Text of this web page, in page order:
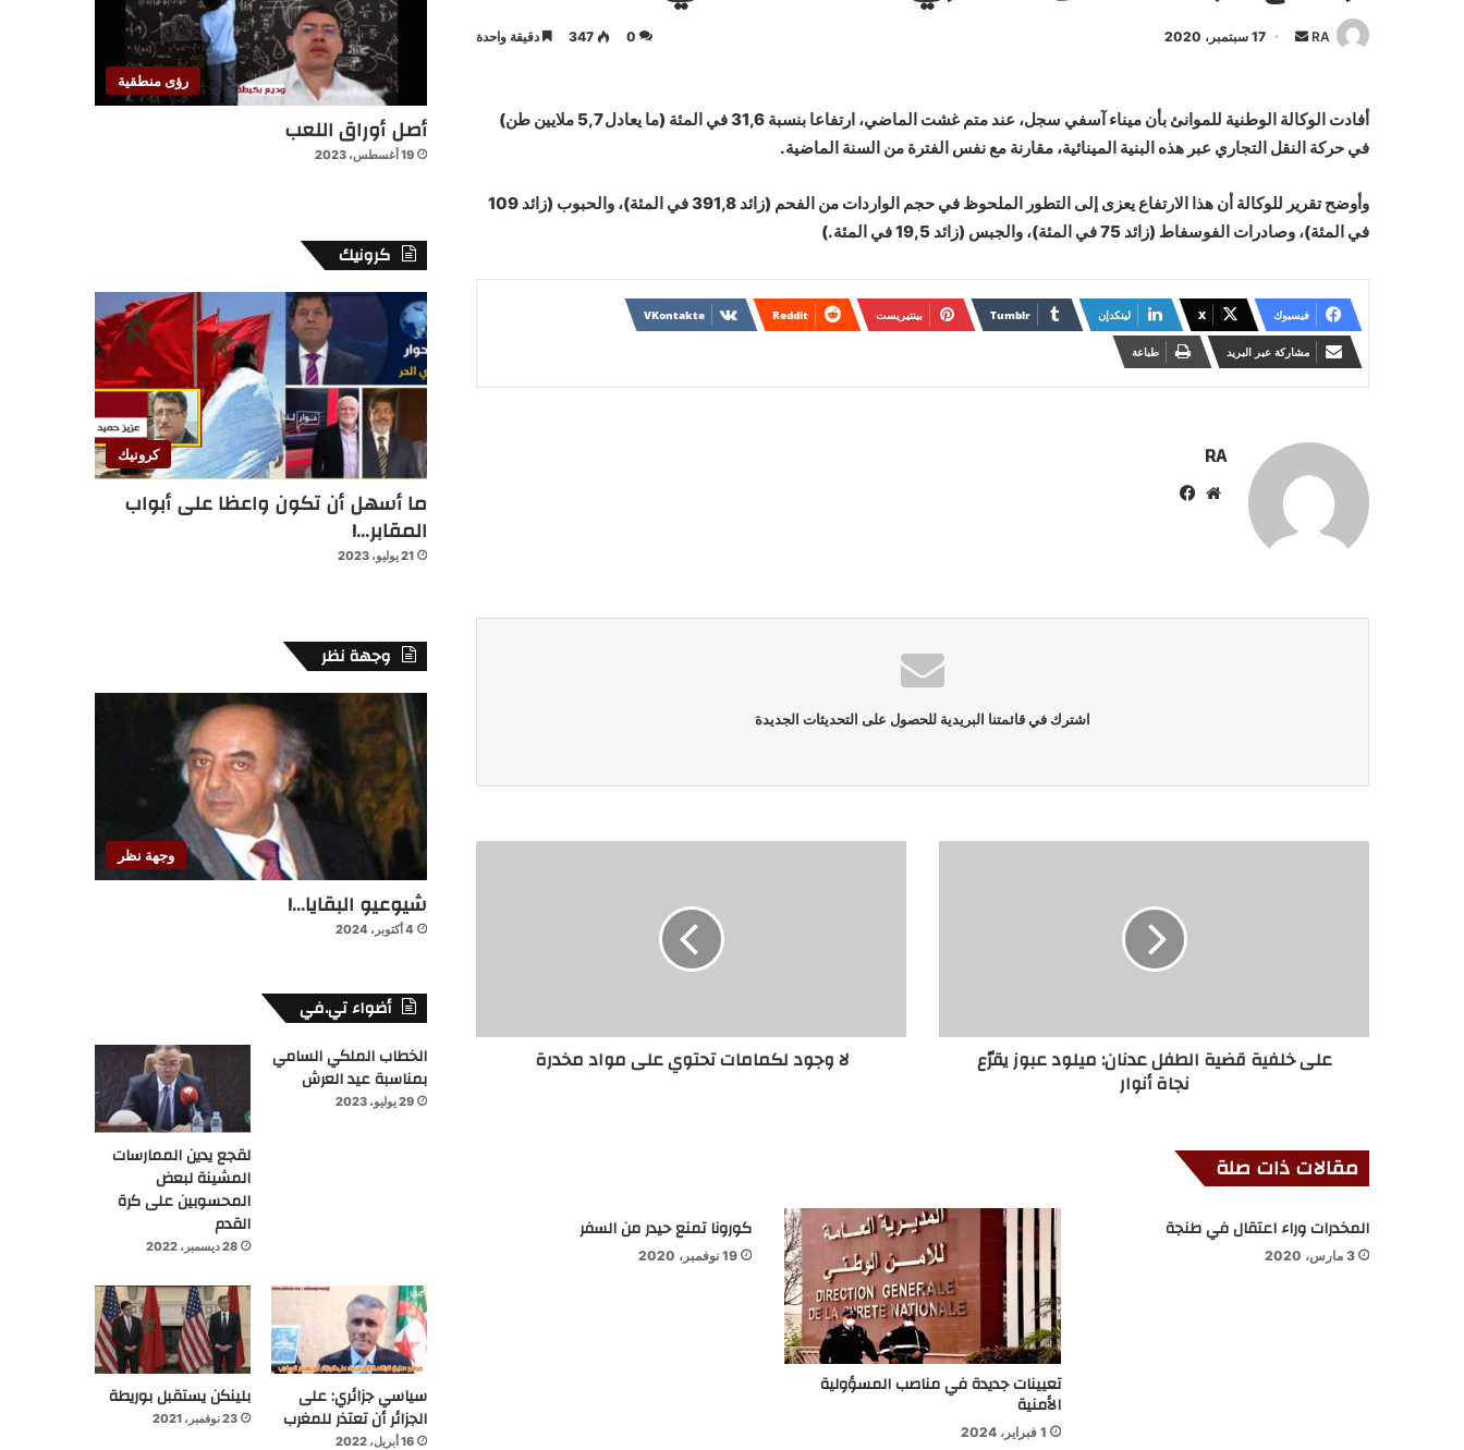
RA
أرسل 17 سبتمبر، 2020 0
347 دقيقة واحدة
أفادت الوكالة الوطنية للموانئ بأن ميناء آسفي سجل، عند متم غشت الماضي، ارتفاعا بنسبة 31,6 في المئة (ما يعادل 5,7 ملايين طن)
في حركة النقل التجاري عبر هذه البنية المينائية، مقارنة مع نفس الفترة من السنة الماضية.
وأوضح تقرير للوكالة أن هذا الارتفاع يعزى إلى التطور الملحوظ في حجم الواردات من الفحم (زائد 391,8 في المئة)، والحبوب (زائد 109
في المئة)، وصادرات الفوسفاط (زائد 75 في المئة)، والجبس (زائد 19,5 في المئة.)
فيسبوك X لينكدإن بينتيريست
مشاركة عبر البريد طباعة
RA
موقع
اشترك في قائمتنا البريدية للحصول على التحديثات الجديدة
على خلفية قضية الطفل عدنان: ميلود عبوز يقرّع
نجاة أنوار
لا وجود لكمامات تحتوي على مواد مخدرة
مقالات ذات صلة
المخدرات وراء اعتقال في طنجة
3 مارس، 2020
تعيينات جديدة في مناصب المسؤولية
الأمنية
1 فبراير، 2024
كورونا تمنع حيدر من السفر
19 نوفمبر، 2020
رؤى منطقية
أصل أوراق اللعب
19 أغسطس، 2023
كرونيك
كرونيك
ما أسهل أن تكون واعظا على أبواب
المقابر…!
21 يوليو، 2023
وجهة نظر
وجهة نظر
شيوعيو البقايا…!
4 أكتوبر، 2024
أضواء تي.في
الخطاب الملكي السامي
بمناسبة عيد العرش
29 يوليو، 2023
لقجع يدين الممارسات
المشينة لبعض
المحسوبين على كرة
القدم
28 ديسمبر، 2022
سياسي جزائري: على
الجزائر أن تعتذر للمغرب
16 أبريل، 2022
بلينكن يستقبل بوريطة
23 نوفمبر، 2021